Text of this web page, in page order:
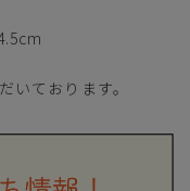
ております。